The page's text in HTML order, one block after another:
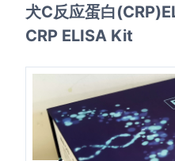
犬C反应蛋白
CRP ELISA Kit